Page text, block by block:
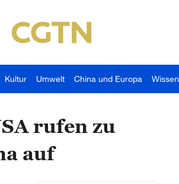
Kultur Umwelt China und Europa Wissen
rufen zu
auf